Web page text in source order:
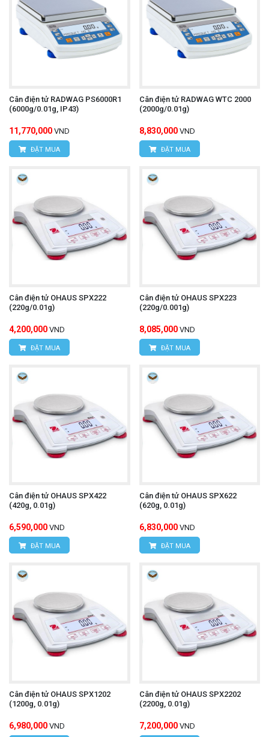
Cân điện tử RADWAG PS6000R1
(6000g/0.01g, IP43)
11,770,000 VND
ĐẶT MUA
Cân điện tử RADWAG WTC 2000
(2000g/0.01g)
8,830,000 VND
ĐẶT MUA
Cân điện tử OHAUS SPX222
(220g/0.01g)
4,200,000 VND
ĐẶT MUA
Cân điện tử OHAUS SPX223
(220g/0.001g)
8,085,000 VND
ĐẶT MUA
Cân điện tử OHAUS SPX422
(420g, 0.01g)
6,590,000 VND
ĐẶT MUA
Cân điện tử OHAUS SPX622
(620g, 0.01g)
6,830,000 VND
ĐẶT MUA
Cân điện tử OHAUS SPX1202
(1200g, 0.01g)
6,980,000 VND
Cân điện tử OHAUS SPX2202
(2200g, 0.01g)
7,200,000 VND